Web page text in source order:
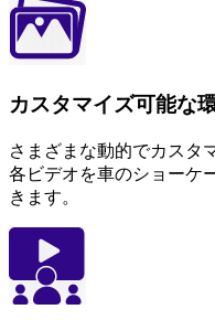
カスタマイズ可能な
さまざまな動的でカスタ
各ビデオを車のショーケ
きます。